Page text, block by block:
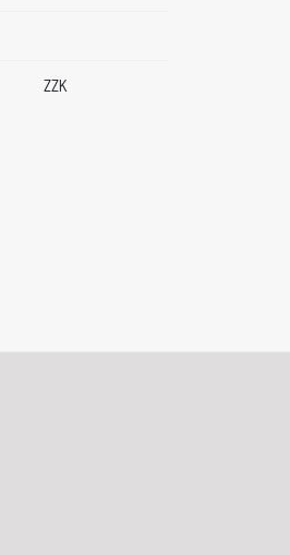
ZZK